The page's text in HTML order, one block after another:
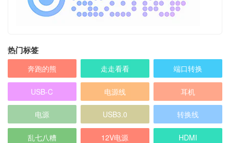
热门标签
奔跑的熊 走走看看 端口转换
USB-C 电源线 耳机
电源 USB3.0 转换线
乱七八糟 12V电源 HDMI